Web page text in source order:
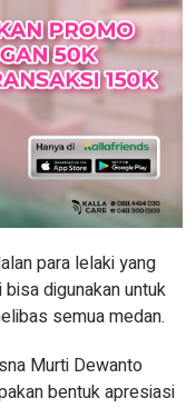
para lelaki yang
digunakan untuk
semua medan.
Murti Dewanto
bentuk apresiasi